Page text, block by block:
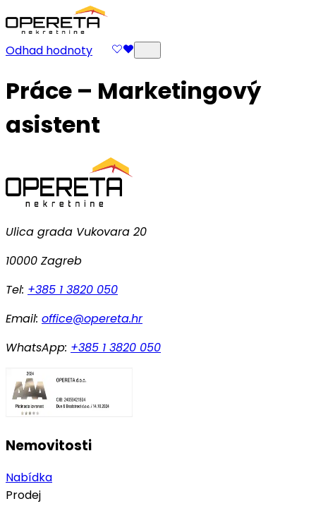
Odhad hodnoty
Práce – Marketingový
asistent
Ulica grada Vukovara 20
10000 Zagreb
Tel: +385 1 3820 050
Email: office@opereta.hr
WhatsApp: +385 1 3820 050
Nemovitosti
Nabídka
Prodej